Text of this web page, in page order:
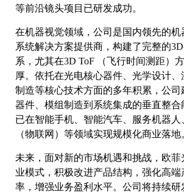
等前沿镜头项目已研发成功。
在机器视觉领域，公司是国内领先的
系统解决方案提供商，构建了完整的
系，尤其在3D ToF （飞行时间测距）
厚。依托在光电核心器件、光学设计
制造等核心技术方面的多年积累，公司
器件、模组制造到系统集成的垂直整合
已在智能手机、智能汽车、服务机器
（物联网）等领域实现规模化商业落地
未来，面对新的市场机遇和挑战，欧菲
业模式，积极改进产品结构，强化高
率，增强业务盈利水平。公司将持续